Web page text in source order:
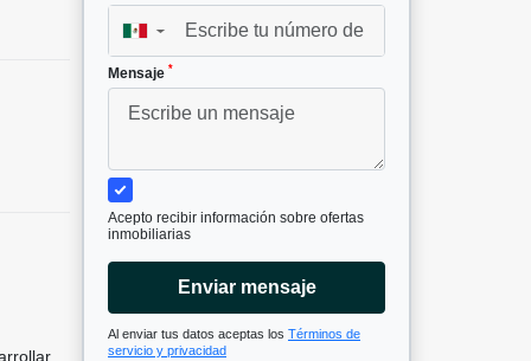
▼
Mensaje *
Acepto recibir información sobre ofertas
inmobiliarias
Enviar mensaje
Al enviar tus datos aceptas los Términos de
servicio y privacidad